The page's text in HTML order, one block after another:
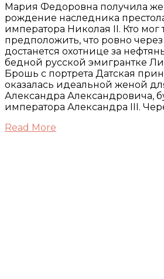
Мария Федоровна получила
рождение наследника
императора Николая II. Кто мог
предположить, что ровно
достанется охотнице за
бедной русской эмигрантке
Брошь с портрета Датская
оказалась идеальной женой
Александра Александровича,
императора Александра III.
Read More